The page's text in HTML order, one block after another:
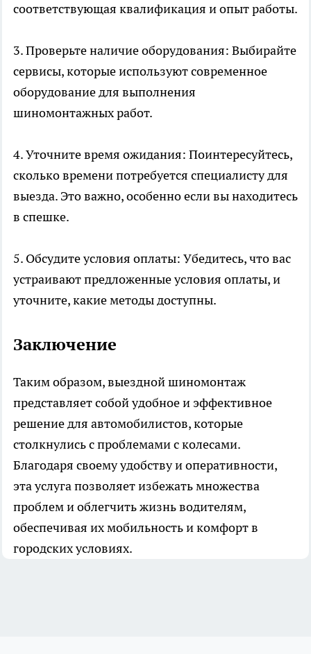
соответствующая квалификация и опыт работы.
3. Проверьте наличие оборудования: Выбирайте
сервисы, которые используют современное
оборудование для выполнения
шиномонтажных работ.
4. Уточните время ожидания: Поинтересуйтесь,
сколько времени потребуется специалисту для
выезда. Это важно, особенно если вы находитесь
в спешке.
5. Обсудите условия оплаты: Убедитесь, что вас
устраивают предложенные условия оплаты, и
уточните, какие методы доступны.
Заключение
Таким образом, выездной шиномонтаж
представляет собой удобное и эффективное
решение для автомобилистов, которые
столкнулись с проблемами с колесами.
Благодаря своему удобству и оперативности,
эта услуга позволяет избежать множества
проблем и облегчить жизнь водителям,
обеспечивая их мобильность и комфорт в
городских условиях.